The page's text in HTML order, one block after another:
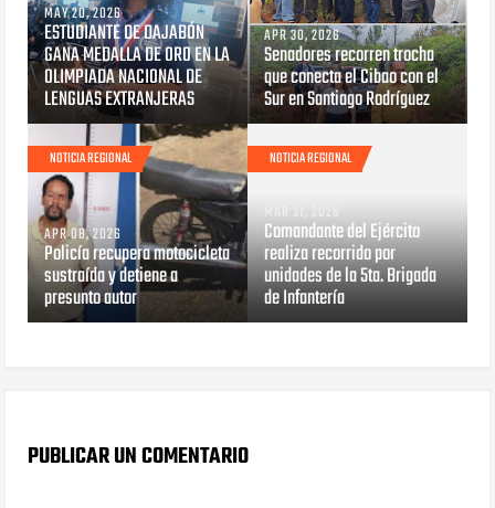
MAY 20, 2026
ESTUDIANTE DE DAJABÓN
GANA MEDALLA DE ORO EN LA
OLIMPIADA NACIONAL DE
LENGUAS EXTRANJERAS
APR 30, 2026
Senadores recorren trocha
que conecta el Cibao con el
Sur en Santiago Rodríguez
NOTICIA REGIONAL
APR 08, 2026
Policía recupera motocicleta
sustraída y detiene a
presunto autor
NOTICIA REGIONAL
MAR 31, 2026
Comandante del Ejército
realiza recorrido por
unidades de la 5ta. Brigada
de Infantería
PUBLICAR UN COMENTARIO